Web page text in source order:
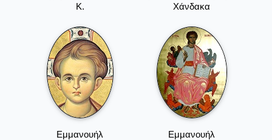
Κ.
Χάνδακα
Eμμανουήλ
Eμμανουήλ